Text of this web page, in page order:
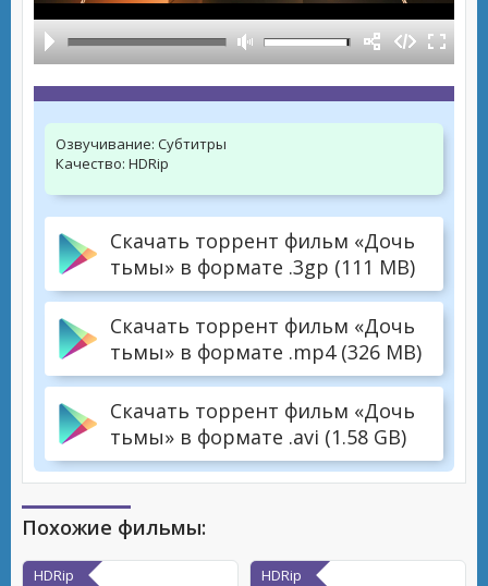
Озвучивание: Субтитры
Качество: HDRip
Скачать торрент фильм «Дочь
тьмы» в формате .3gp (111 MB)
Скачать торрент фильм «Дочь
тьмы» в формате .mp4 (326 MB)
Скачать торрент фильм «Дочь
тьмы» в формате .avi (1.58 GB)
Похожие фильмы:
HDRip HDRip